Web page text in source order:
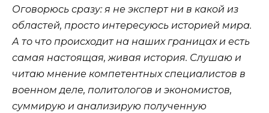
Оговорюсь сразу: я не эксперт ни в какой из
областей, просто интересуюсь историей мира.
А то что происходит на наших границах и есть
самая настоящая, живая история. Слушаю и
читаю мнение компетентных специалистов в
военном деле, политологов и экономистов,
суммирую и анализирую полученную